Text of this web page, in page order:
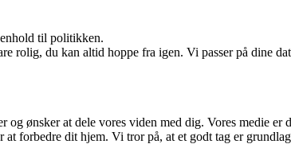
til politikken.
rolig, du kan altid hoppe fra igen. Vi passer på dine
og ønsker at dele vores viden med dig. Vores medie
forbedre dit hjem. Vi tror på, at et godt tag er